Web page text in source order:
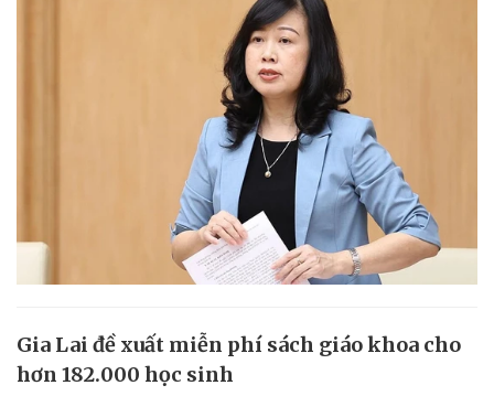
Gia Lai đề xuất miễn phí sách giáo khoa cho
hơn 182.000 học sinh